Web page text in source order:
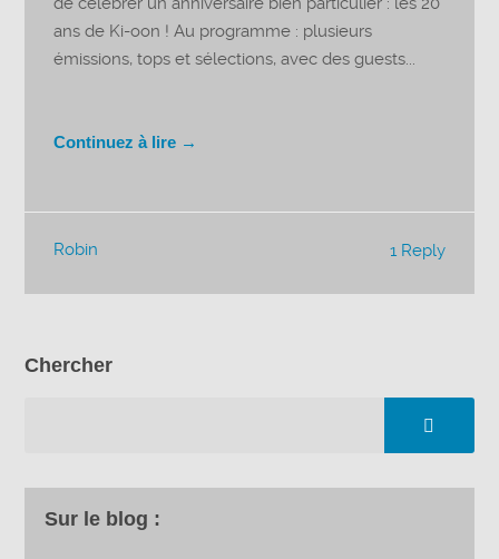
ans de Ki-oon ! Au programme : plusieurs
émissions, tops et sélections, avec des guests...
Continuez à lire →
1 Reply
Robin
Chercher
Sur le blog :